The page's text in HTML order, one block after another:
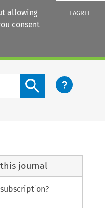
allowing
consent
I AGREE
Search content button
journal